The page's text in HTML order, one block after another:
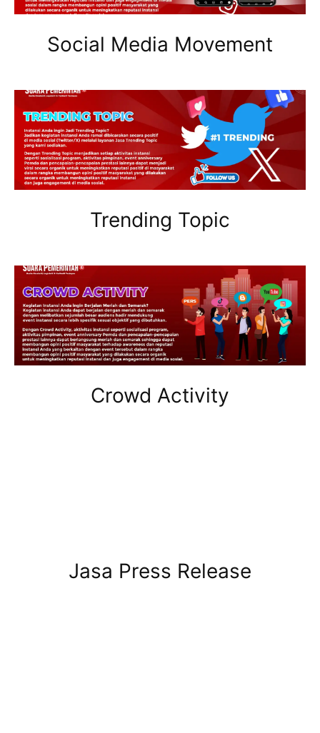
Social Media Movement
Trending Topic
Crowd Activity
Jasa Press Release